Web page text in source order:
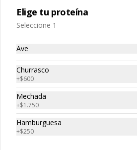
$5.700
Ensalada tomate, porotos
verdes
$4.600
Elige tu proteína
Seleccione 1
Ave
Churrasco
+$600
Mechada
+$1.750
Hamburguesa
+$250